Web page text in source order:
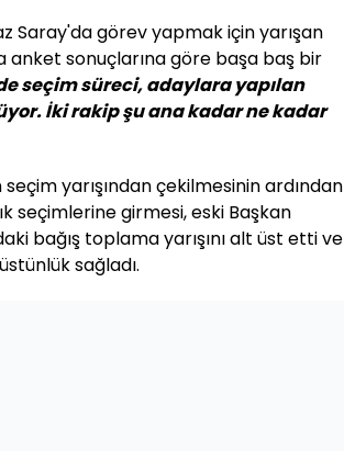
Saray'da görev yapmak için yarışan
anket sonuçlarına göre başa baş bir
seçim süreci, adaylara yapılan
İki rakip şu ana kadar ne kadar
seçim yarışından çekilmesinin ardından
seçimlerine girmesi, eski Başkan
bağış toplama yarışını alt üst etti ve
sağladı.